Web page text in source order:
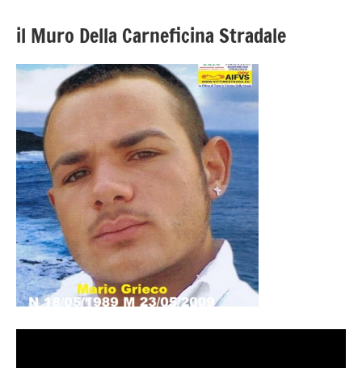
il Muro Della Carneficina Stradale